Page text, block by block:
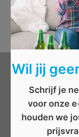
Categorieën
Beauty
Boeken
Wil jij
Schrijf je
voor onze
houden we